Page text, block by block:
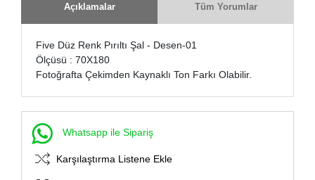
Açıklamalar Tüm Yorumlar
Five Düz Renk Pırıltı Şal - Desen-01
Ölçüsü : 70X180
Fotoğrafta Çekimden Kaynaklı Ton Farkı Olabilir.
Whatsapp ile Sipariş
Karşılaştırma Listene Ekle